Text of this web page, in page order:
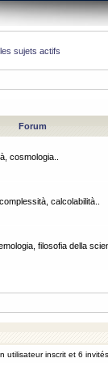
sujets actifs
Forum
cosmologia..
calcolabilità..
filosofia della
utilisateur inscrit et 6 invités